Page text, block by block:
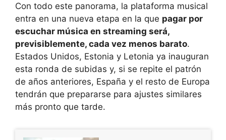
Con todo este panorama, la plataforma musical
entra en una nueva etapa en la que pagar por
escuchar música en streaming será,
previsiblemente, cada vez menos barato.
Estados Unidos, Estonia y Letonia ya inauguran
esta ronda de subidas y, si se repite el patrón
de años anteriores, España y el resto de Europa
tendrán que prepararse para ajustes similares
más pronto que tarde.